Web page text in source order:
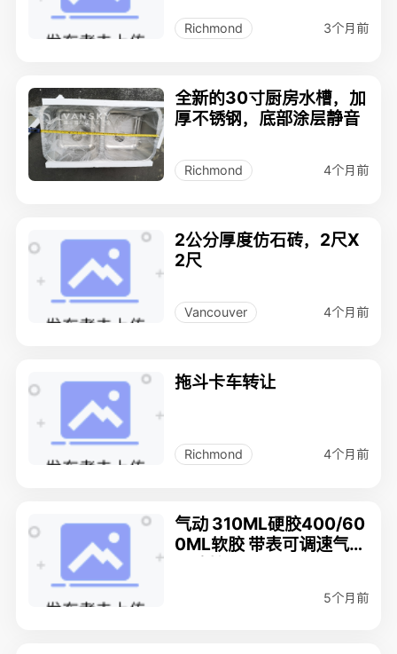
Richmond 3个月前
全新的30寸厨房水槽，加
厚不锈钢，底部涂层静音
Richmond 4个月前
2公分厚度仿石砖，2尺X
2尺
Vancouver 4个月前
拖斗卡车转让
Richmond 4个月前
气动 310ML硬胶400/60
0ML软胶 带表可调速气动
5个月前